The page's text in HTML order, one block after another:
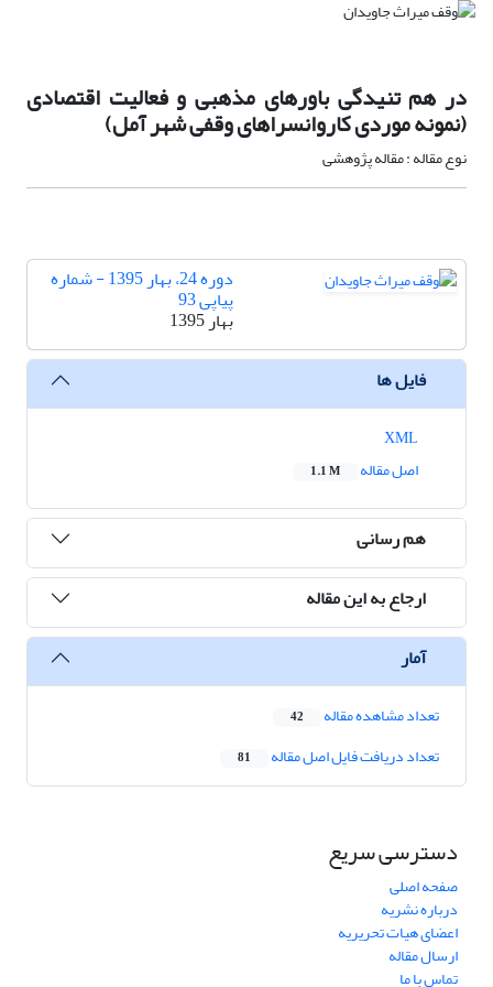
در هم تنیدگی باورهای مذهبی و فعالیت اقتصادی
(نمونه موردی کاروانسراهای وقفی شهر آمل)
نوع مقاله : مقاله پژوهشی
دوره 24، بهار 1395 - شماره
پیاپی 93
بهار 1395
فایل ها
اصل مقاله
1.1 M
هم رسانی
ارجاع به این مقاله
آمار
تعداد مشاهده مقاله 42
تعداد دریافت فایل اصل مقاله 81
دسترسی سریع
صفحه اصلی
درباره نشریه
اعضای هیات تحریریه
ارسال مقاله
تماس با ما